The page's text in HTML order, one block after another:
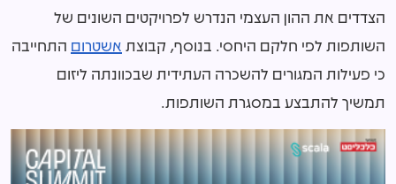
הצדדים את ההון העצמי הנדרש לפרויקטים השונים של
השותפות לפי חלקם היחסי. בנוסף, קבוצת אשטרום התחייבה
כי פעילות המגורים להשכרה העתידית שבכוונתה ליזום
תמשיך להתבצע במסגרת השותפות.